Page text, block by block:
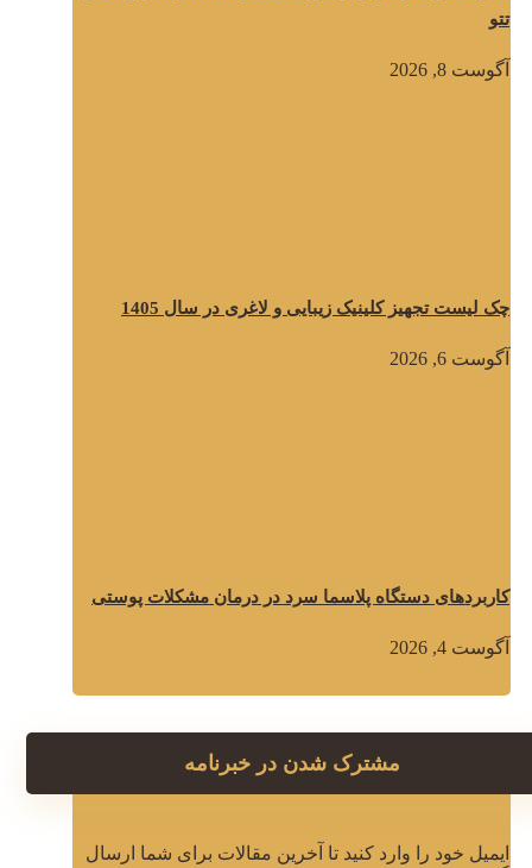
تتو
آگوست 8, 2026
چک لیست تجهیز کلینیک زیبایی و لاغری در سال 1405
آگوست 6, 2026
کاربردهای دستگاه پلاسما سرد در درمان مشکلات پوستی
آگوست 4, 2026
مشترک شدن در خبرنامه
ایمیل خود را وارد کنید تا آخرین مقالات برای شما ارسال